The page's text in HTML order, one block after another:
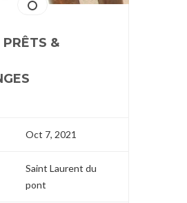
PRÊTS &
Oct 7, 2021
Saint Laurent du
pont